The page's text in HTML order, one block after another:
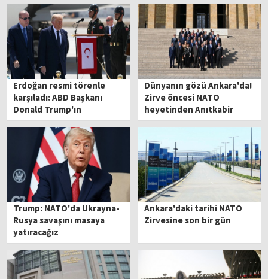
Erdoğan resmi törenle
karşıladı: ABD Başkanı
Donald Trump'ın
Ankara'da
Dünyanın gözü Ankara'da!
Zirve öncesi NATO
heyetinden Anıtkabir
ziyareti
Trump: NATO'da Ukrayna-
Rusya savaşını masaya
yatıracağız
Ankara'daki tarihi NATO
Zirvesine son bir gün